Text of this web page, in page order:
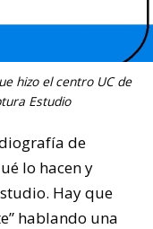
hizo el centro UC de
Estudio
de
lo hacen y
Hay que
hablando una